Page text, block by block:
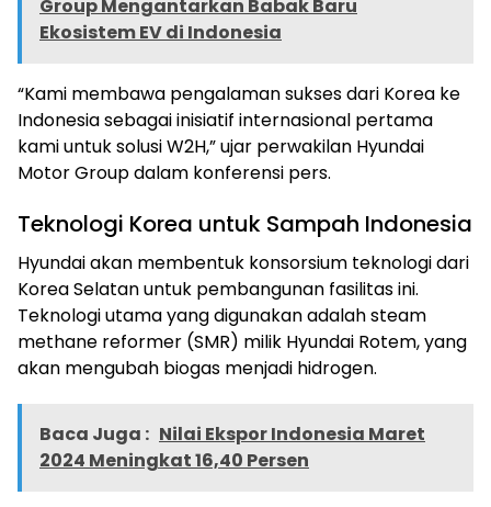
Group Mengantarkan Babak Baru
Ekosistem EV di Indonesia
“Kami membawa pengalaman sukses dari Korea ke
Indonesia sebagai inisiatif internasional pertama
kami untuk solusi W2H,” ujar perwakilan Hyundai
Motor Group dalam konferensi pers.
Teknologi Korea untuk Sampah Indonesia
Hyundai akan membentuk konsorsium teknologi dari
Korea Selatan untuk pembangunan fasilitas ini.
Teknologi utama yang digunakan adalah steam
methane reformer (SMR) milik Hyundai Rotem, yang
akan mengubah biogas menjadi hidrogen.
Baca Juga : Nilai Ekspor Indonesia Maret
2024 Meningkat 16,40 Persen